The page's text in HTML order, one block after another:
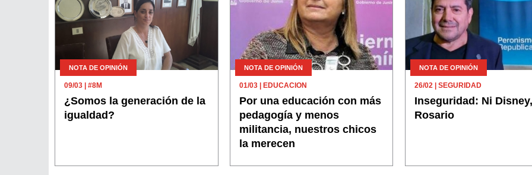
NOTA DE OPINIÓN
09/03 | #8M
¿Somos la generación de la
igualdad?
NOTA DE OPINIÓN
01/03| EDUCACION
Por una educación con más
pedagogía y menos
militancia, nuestros chicos
la merecen
NOTA DE OPINIÓN
26/02| SEGURIDAD
Inseguridad: Ni
Rosario